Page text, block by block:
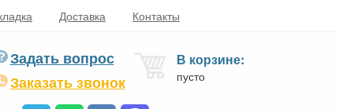
Доставка Контакты
Задать вопрос
Заказать звонок
В корзине:
пусто